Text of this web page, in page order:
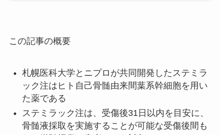
この記事の概要
札幌医科大学とニプロが共同開発したステミラ
ック注はヒト自己骨髄由来間葉系幹細胞を用い
た薬である
ステミラック注は、受傷後31日以内を目安に、
骨髄液採取を実施することが可能な受傷後間も